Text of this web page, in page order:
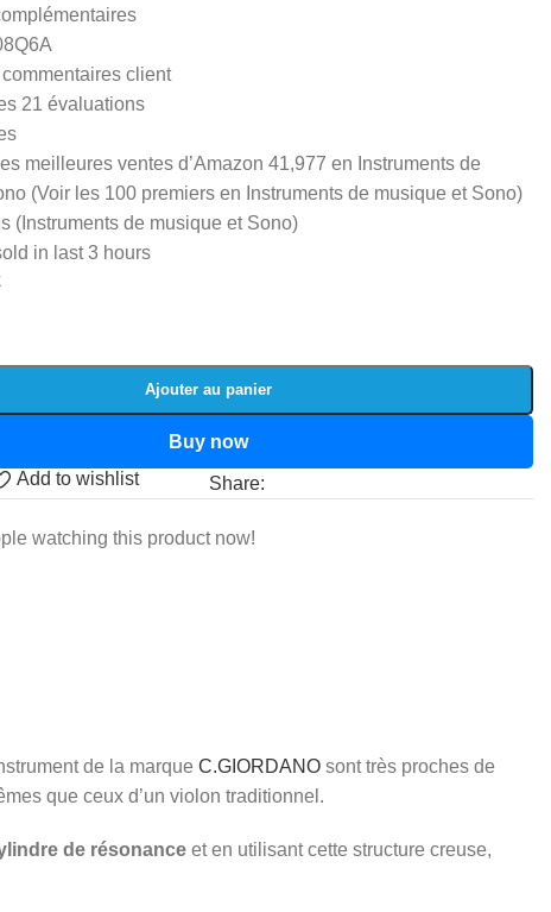
client
21 évaluations
meilleures ventes d’Amazon 41,977 en Instruments de
(Voir les 100 premiers en Instruments de musique et Sono)
(Instruments de musique et Sono)
in last 3 hours
Ajouter au panier
Buy now
Add to wishlist Share:
watching this product now!
de la marque C.GIORDANO sont très proches de
que ceux d’un violon traditionnel.
de résonance et en utilisant cette structure creuse,